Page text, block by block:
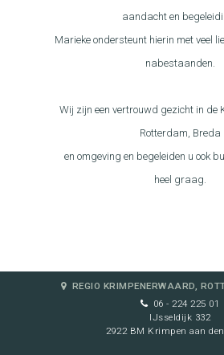
aandacht en
Marieke ondersteunt hierin met veel
nabestaanden.
Wij zijn een vertrouwd gezicht in de
Rotterdam, Breda
en omgeving en begeleiden u ook
heel graag.
REGIO KRIMPENERWAARD,
06 - 224 225 01
IJsseldijk 332
2922 BM Krimpen aan